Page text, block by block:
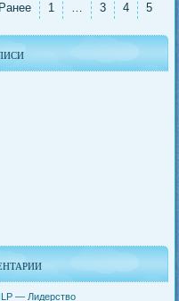
1 3 4 5
— Лидерство